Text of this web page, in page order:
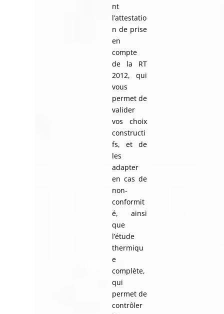
nt
l’attestatio
n de prise
en
compte
de la RT
2012, qui
vous
permet de
valider
vos choix
constructi
fs, et de
les
adapter
en cas de
non-
conformit
é, ainsi
que
l’étude
thermiqu
e
complète,
qui
permet de
contrôler